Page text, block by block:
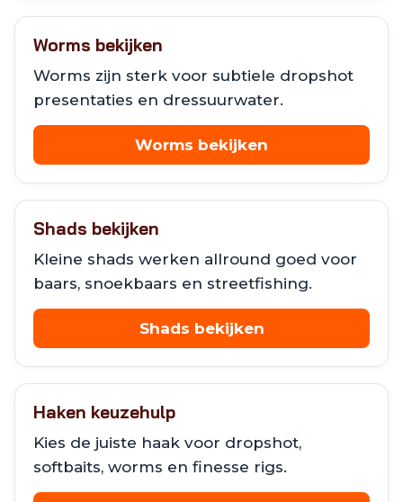
Worms bekijken
Worms zijn sterk voor subtiele dropshot
presentaties en dressuurwater.
Worms bekijken
Shads bekijken
Kleine shads werken allround goed voor
baars, snoekbaars en streetfishing.
Shads bekijken
Haken keuzehulp
Kies de juiste haak voor dropshot,
softbaits, worms en finesse rigs.